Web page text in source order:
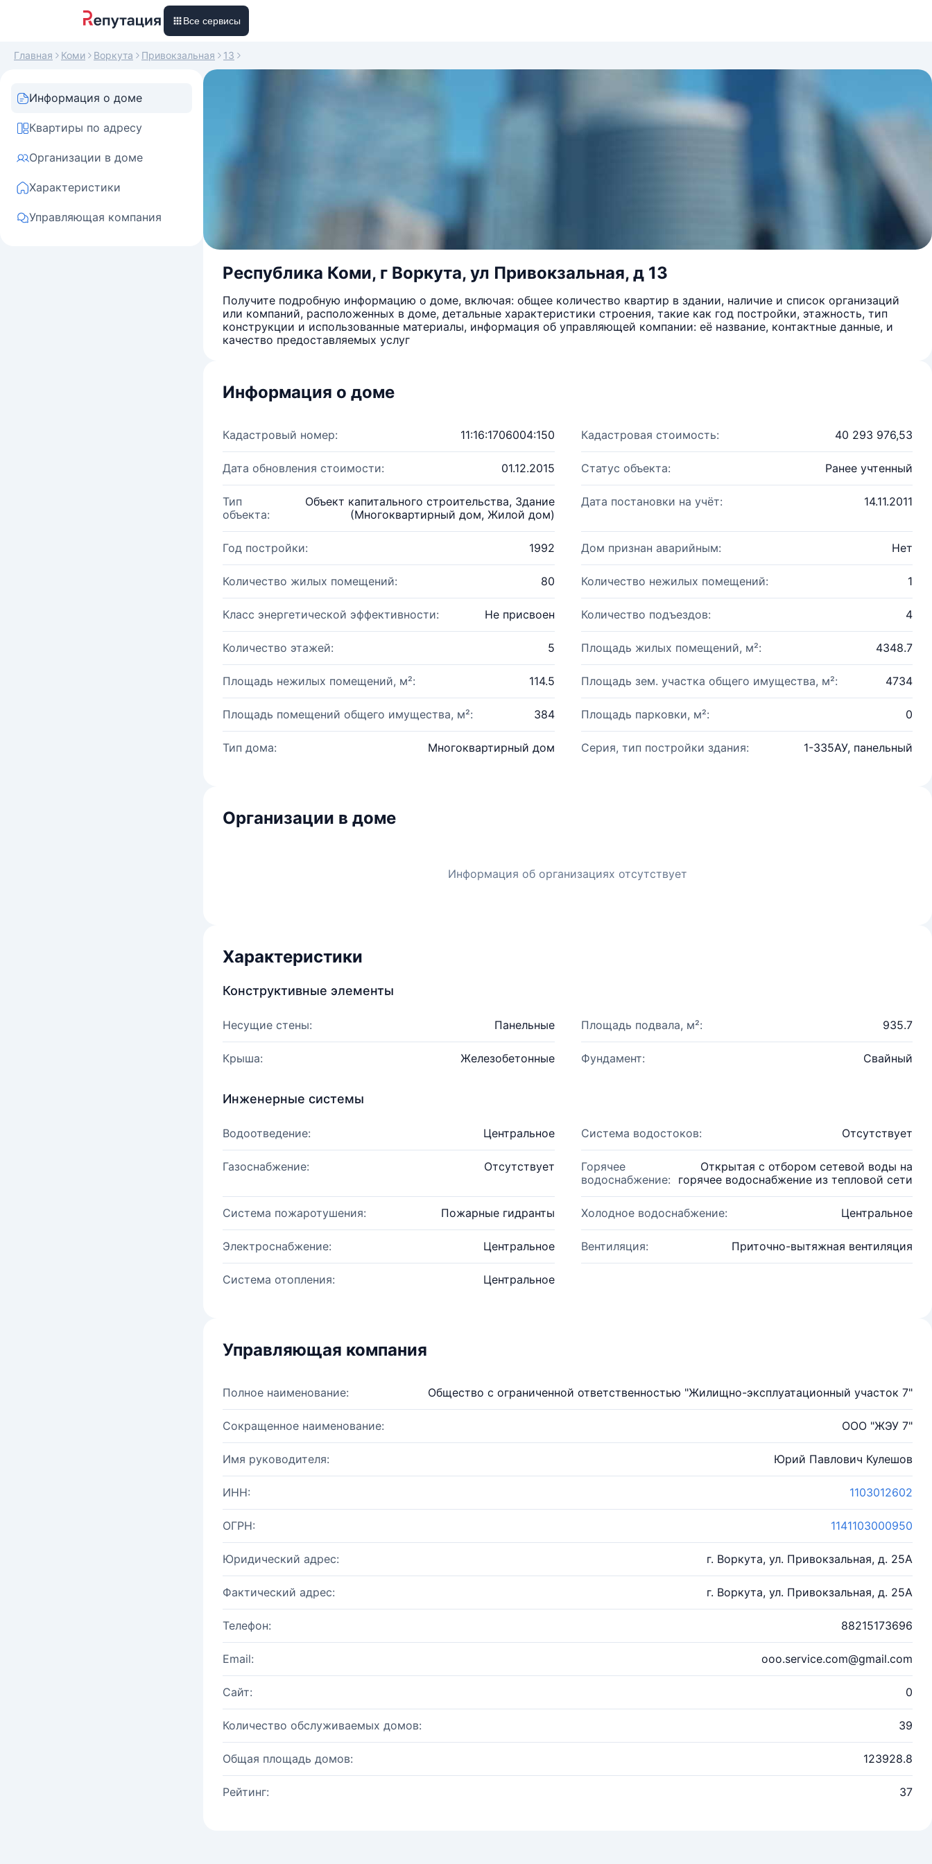
Все сервисы
Главная Коми Воркута Привокзальная 13
Информация о доме
Квартиры по адресу
Организации в доме
Характеристики
Управляющая компания
Республика Коми, г Воркута, ул Привокзальная, д 13
Получите подробную информацию о доме, включая: общее количество квартир в здании, наличие и список организаций
или компаний, расположенных в доме, детальные характеристики строения, такие как год постройки, этажность, тип
конструкции и использованные материалы, информация об управляющей компании: её название, контактные данные, и
качество предоставляемых услуг
Информация о доме
Кадастровый номер: 11:16:1706004:150 Кадастровая стоимость: 40 293 976,53
Дата обновления стоимости: 01.12.2015 Статус объекта: Ранее учтенный
Тип
объекта:
Объект капитального строительства, Здание
(Многоквартирный дом, Жилой дом)
Дата постановки на учёт: 14.11.2011
Год постройки: 1992 Дом признан аварийным: Нет
Количество жилых помещений: 80 Количество нежилых помещений: 1
Класс энергетической эффективности: Не присвоен Количество подъездов: 4
Количество этажей: 5 Площадь жилых помещений, м²: 4348.7
Площадь нежилых помещений, м²: 114.5 Площадь зем. участка общего имущества, м²: 4734
Площадь помещений общего имущества, м²: 384 Площадь парковки, м²: 0
Тип дома: Многоквартирный дом Серия, тип постройки здания: 1-335АУ, панельный
Организации в доме
Информация об организациях отсутствует
Характеристики
Конструктивные элементы
Несущие стены: Панельные Площадь подвала, м²: 935.7
Крыша: Железобетонные Фундамент: Свайный
Инженерные системы
Водоотведение: Центральное Система водостоков: Отсутствует
Газоснабжение: Отсутствует
Горячее
водоснабжение:
Открытая с отбором сетевой воды на
горячее водоснабжение из тепловой сети
Система пожаротушения: Пожарные гидранты Холодное водоснабжение: Центральное
Электроснабжение: Центральное Вентиляция: Приточно-вытяжная вентиляция
Система отопления: Центральное
Управляющая компания
Полное наименование: Общество с ограниченной ответственностью "Жилищно-эксплуатационный участок 7"
Сокращенное наименование: ООО "ЖЭУ 7"
Имя руководителя: Юрий Павлович Кулешов
ИНН: 1103012602
ОГРН: 1141103000950
Юридический адрес: г. Воркута, ул. Привокзальная, д. 25А
Фактический адрес: г. Воркута, ул. Привокзальная, д. 25А
Телефон: 88215173696
Email: ooo.service.com@gmail.com
Сайт: 0
Количество обслуживаемых домов: 39
Общая площадь домов: 123928.8
Рейтинг: 37